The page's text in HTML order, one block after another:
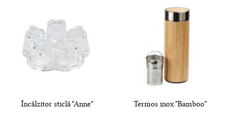
Încălzitor sticlă "Anne" Termos inox "Bamboo"